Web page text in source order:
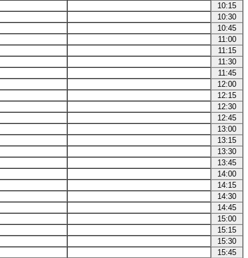
10:15
10:30
10:45
11:00
11:15
11:30
11:45
12:00
12:15
12:30
12:45
13:00
13:15
13:30
13:45
14:00
14:15
14:30
14:45
15:00
15:15
15:30
15:45